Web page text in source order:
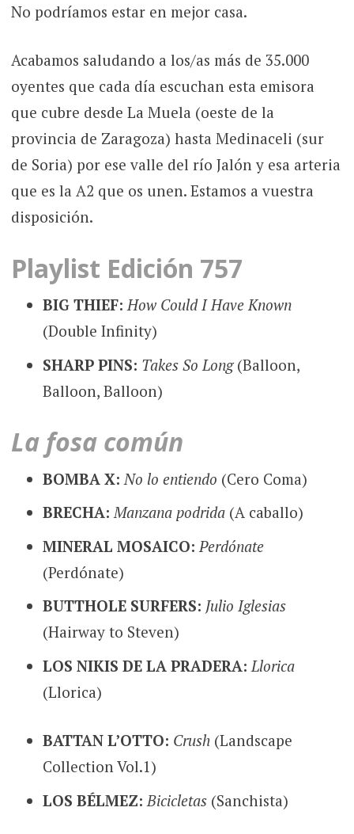
No podríamos estar en mejor casa.
Acabamos saludando a los/as más de 35.000
oyentes que cada día escuchan esta emisora
que cubre desde La Muela (oeste de la
provincia de Zaragoza) hasta Medinaceli (sur
de Soria) por ese valle del río Jalón y esa arteria
que es la A2 que os unen. Estamos a vuestra
disposición.
Playlist Edición 757
BIG THIEF:How Could I Have Known
(Double Infinity)
SHARP PINS: Takes So Long(Balloon,
Balloon, Balloon)
La fosa común
BOMBA X: No lo entiendo (Cero Coma)
BRECHA:Manzana podrida(A caballo)
MINERAL MOSAICO: Perdónate
(Perdónate)
BUTTHOLE SURFERS: Julio Iglesias
(Hairway to Steven)
LOS NIKIS DE LA PRADERA: Llorica
(Llorica)
BATTAN L’OTTO: Crush (Landscape
Collection Vol.1)
LOS BÉLMEZ: Bicicletas(Sanchista)